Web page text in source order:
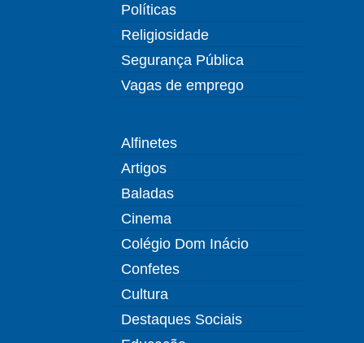
Políticas
Religiosidade
Segurança Pública
Vagas de emprego
Alfinetes
Artigos
Baladas
Cinema
Colégio Dom Inácio
Confetes
Cultura
Destaques Sociais